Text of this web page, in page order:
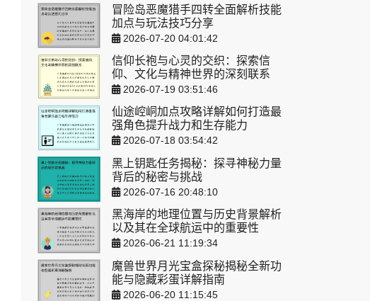
冒险岛恶魔猎手四转全面解析技能
加点与玩法技巧分享
2026-07-20 04:01:42
信仰长袍与心灵的交织：探索信
仰、文化与精神世界的深刻联系
2026-07-19 03:51:46
仙途崆峒加点攻略详解如何打造最
强角色提升战力和生存能力
2026-07-18 03:54:42
黑上钥匙任务揭秘：探寻神秘力量
背后的秘密与挑战
2026-07-16 20:48:10
黑海岸的地理位置与历史背景解析
以及其在全球航运中的重要性
2026-06-21 11:19:34
魔兽世界月光宝盒探秘揭秘全新功
能与隐藏彩蛋详解指南
2026-06-20 11:15:45